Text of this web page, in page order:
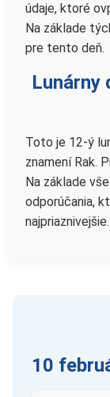
údaje, ktoré
Na základe
pre tento deň.
Lunárny
Toto je 12-ý
znamení Rak.
Na základe
odporúčania,
najpriaznivejšie.
10